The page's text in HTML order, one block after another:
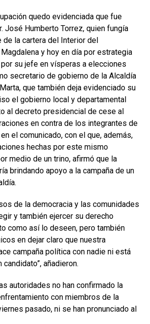
quedo evidenciada que fue
José Humberto Torrez, quien fungía
la cartera del Interior del
y hoy en día por estrategia
su jefe en vísperas a elecciones
secretario de gobierno de la Alcaldía
que también deja evidenciado su
el gobierno local y departamental
al decreto presidencial de cese al
en contra de los integrantes de
el comunicado, con el que, además,
hechas por este mismo
medio de un trino, afirmó que la
brindando apoyo a la campaña de un
de la democracia y las comunidades
y también ejercer su derecho
como así lo deseen, pero también
en dejar claro que nuestra
campaña política con nadie ni está
candidato”, añadieron.
autoridades no han confirmado la
con miembros de la
pasado, ni se han pronunciado al